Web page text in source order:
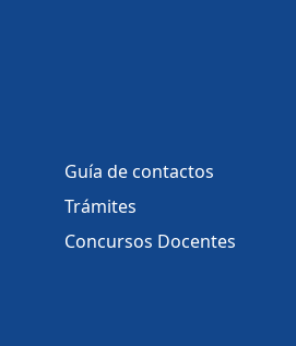
Guía de contactos
Trámites
Concursos Docentes